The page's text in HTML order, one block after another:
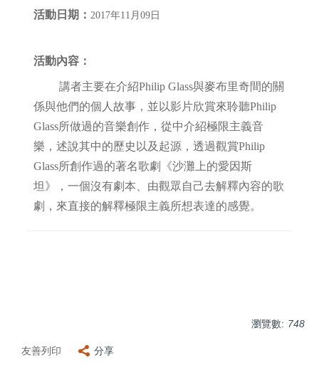
活動日期： 2017年11月09日
活動內容：
講者主要在介紹Philip Glass與麥布里奇間的關
係與他們的個人故事，並以影片欣賞來聆聽Philip
Glass所做過的音樂創作，從中介紹極限主義音
樂，述說其中的歷史以及起源，透過觀賞Philip
Glass所創作過的著名歌劇《沙灘上的愛因斯
坦》，一個沒有劇本、由觀眾自己去解釋內容的歌
劇，來直接的解釋極限主義所想表達的感覺。
瀏覽數: 748
友善列印 分享